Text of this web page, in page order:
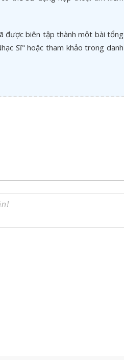
được biên tập thành một bài tổng
Sĩ" hoặc tham khảo trong danh